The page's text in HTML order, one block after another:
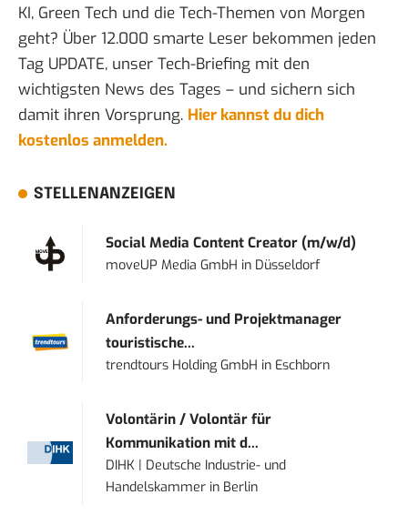
KI, Green Tech und die Tech-Themen von Morgen
geht? Über 12.000 smarte Leser bekommen jeden
Tag UPDATE, unser Tech-Briefing mit den
wichtigsten News des Tages – und sichern sich
damit ihren Vorsprung. Hier kannst du dich
kostenlos anmelden.
STELLENANZEIGEN
Social Media Content Creator (m/w/d)
moveUP Media GmbH in Düsseldorf
Anforderungs- und Projektmanager
touristische...
trendtours Holding GmbH in Eschborn
Volontärin / Volontär für
Kommunikation mit d...
DIHK | Deutsche Industrie- und
Handelskammer in Berlin